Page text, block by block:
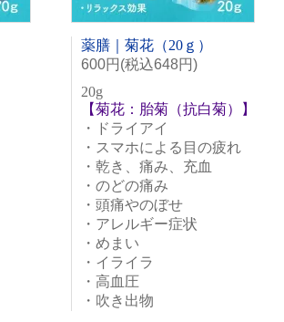
薬膳｜菊花（20ｇ）
600円(税込648円)
20g
【菊花：胎菊（抗白菊）】
・ドライアイ
・スマホによる目の疲れ
・乾き、痛み、充血
・のどの痛み
・頭痛やのぼせ
・アレルギー症状
・めまい
・イライラ
・高血圧
・吹き出物